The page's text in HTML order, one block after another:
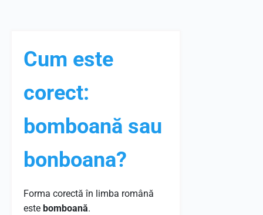
Cum este
corect:
bomboană sau
bonboana?
Forma corectă în limba română
este bomboană.